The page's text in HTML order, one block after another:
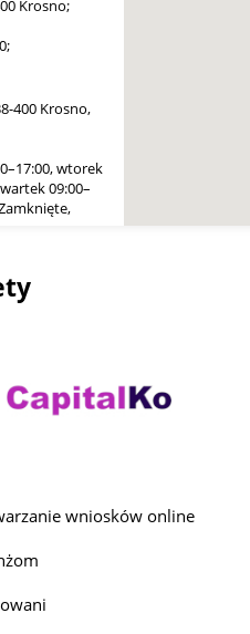
Krosno;
400 Krosno,
wtorek
09:00–
wniosków online